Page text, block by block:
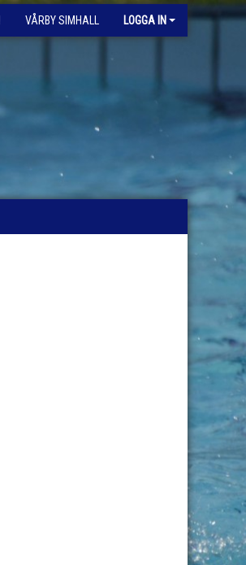
VÅRBY SIMHALL LOGGA IN